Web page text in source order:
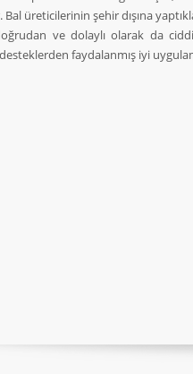
üreticilerinin şehir dışına
ve dolaylı olarak da
desteklerden faydalanmış iyi